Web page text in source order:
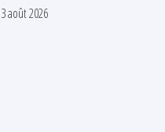
3 août 2026